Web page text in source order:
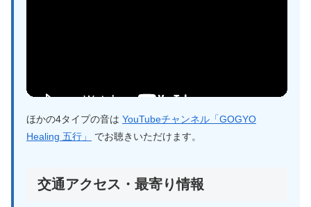
ほかの4タイプの音は YouTubeチャンネル「GOGYO
Healing 五行」
でお聴きいただけます。
交通アクセス・最寄り情報